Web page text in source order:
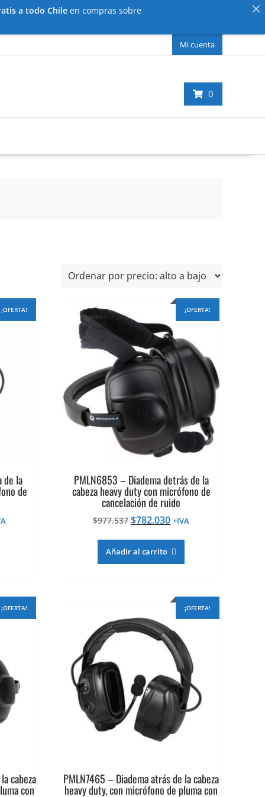
Mi cuenta
0
¡OFERTA!
de la
de
¡OFERTA!
PMLN6853 – Diadema detrás de la
cabeza heavy duty con micrófono de
cancelación de ruido
$977.537El
original
era:
$782.030El
actual
es:
+IVA
Añadir al carrito
¡OFERTA!
cabeza
con
¡OFERTA!
PMLN7465 – Diadema atrás de la cabeza
heavy duty, con micrófono de pluma con
a todo Chile en compras sobre